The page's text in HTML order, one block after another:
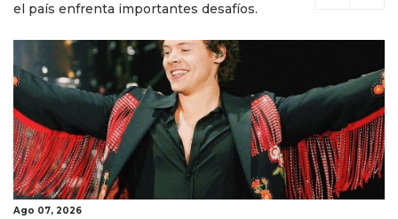
el país enfrenta importantes desafíos.
Ago 07, 2026